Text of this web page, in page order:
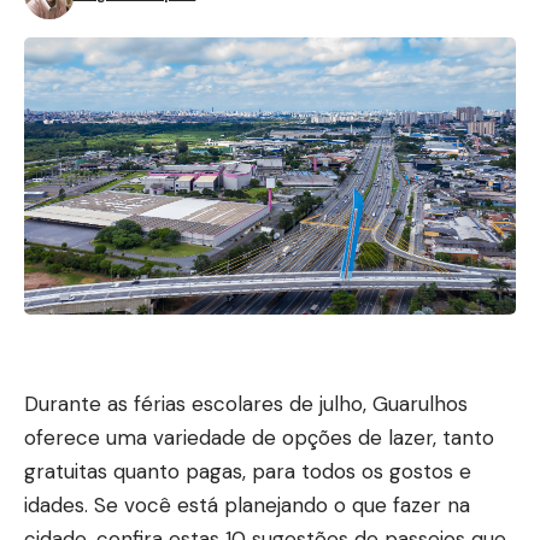
Durante as férias escolares de julho, Guarulhos
oferece uma variedade de opções de lazer, tanto
gratuitas quanto pagas, para todos os gostos e
idades. Se você está planejando o que fazer na